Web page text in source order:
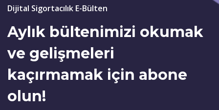
Dijital Sigortacılık E-Bülten
Aylık bültenimizi okumak
ve gelişmeleri
kaçırmamak için abone
olun!